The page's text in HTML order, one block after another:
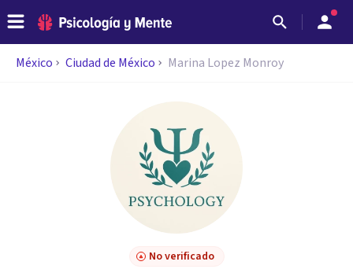
México Ciudad de México Marina Lopez Monroy
No verificado